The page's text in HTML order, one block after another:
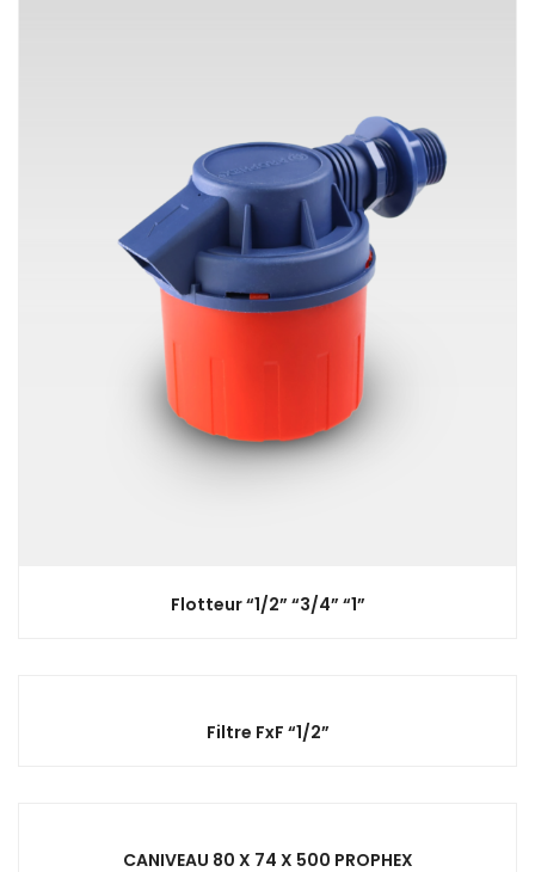
Flotteur “1/2” “3/4” “1”
Filtre FxF “1/2”
CANIVEAU 80 X 74 X 500 PROPHEX